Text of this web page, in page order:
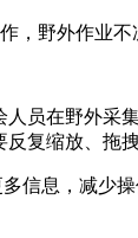
，野外作业不
人员在野外采
复缩放、拖
信息，减少